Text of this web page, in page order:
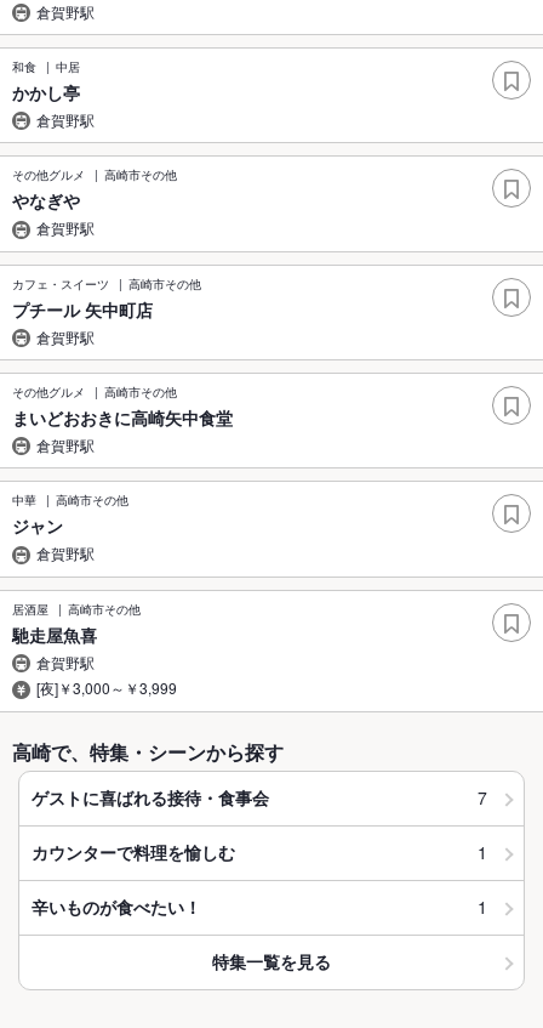
倉賀野駅
和食 中居
かかし亭
倉賀野駅
その他グルメ 高崎市その他
やなぎや
倉賀野駅
カフェ・スイーツ 高崎市その他
プチール 矢中町店
倉賀野駅
その他グルメ 高崎市その他
まいどおおきに高崎矢中食堂
倉賀野駅
中華 高崎市その他
ジャン
倉賀野駅
居酒屋 高崎市その他
馳走屋魚喜
倉賀野駅
[夜]￥3,000～￥3,999
高崎で、特集・シーンから探す
ゲストに喜ばれる接待・食事会 7
カウンターで料理を愉しむ 1
辛いものが食べたい！ 1
特集一覧を見る